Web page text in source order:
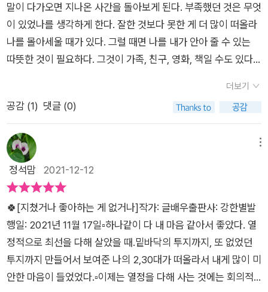
말이 다가오면 지나온 사간을 돌아보게 된다. 부족했던 것은 무엇
이 있었나를 생각하게 한다. 잘한 것보다 못한 게 더 많이 떠올라
나를 몰아세울 때가 있다. 그럴 때면 나를 내가 안아 줄 수 있는
따뜻한 것이 필요하다. 그것이 가족, 친구, 영화, 책일 수도 있다.
가 나를 긍정적으로 바라볼 수 있는 시간을 주었다. 다정하고 따
뜻한 말이 가득한 책이었다. 후회할 일도 부족한 것도 모두 다음
강한 힘이 있다. '정말 괜찮다'라고 마음을 알아주는 공감이 들어
있어서 안도감을 준다. 살다 보면 타인보다 때때로 더 많이 나 자
신에게 괜찮다고 말해줘야 한다. 그 괜찮음을 계속 이야기해주는
선이 점점 더 따뜻해졌다. 한 줄 한 줄 마음을 읽어 주고 토닥여
주는 위로가 되었다.⠀⠀⠀⠀당신이 당신을 끝까지 포기하지 않고
밤하늘에 반짝이는 별과 같은 이야기들을 마음에 담아갈 수 있다
면그 별들이 가장 어두운 순간에 당신의 마음을 비춰 다시 일으켜
줄 거라 믿는다.(47쪽)⠀⠀매 순간의 나를 실수했을 때 불완전한
더보기
공감 (1) 댓글 (0)
정석맘 2021-12-12
🍀[지쳤거나 좋아하는 게 없거나]작가: 글배우출판사: 강한별발
행일: 2021년 11월 17일▫️하나같이 다 내 마음 같아서 좋았다. 열
정적으로 최선을 다해 살았을 때.밑바닥의 투지까지, 또 없었던
투지까지 만들어서 보여준 나의 2,30대가 떠올라서 내게 많이 미
안한 마음이 들었었다.▫️이제는 열정을 다해 사는 것에는 회의적